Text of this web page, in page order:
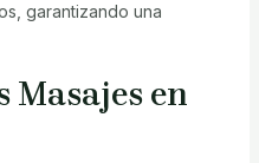
garantizando una
Masajes en